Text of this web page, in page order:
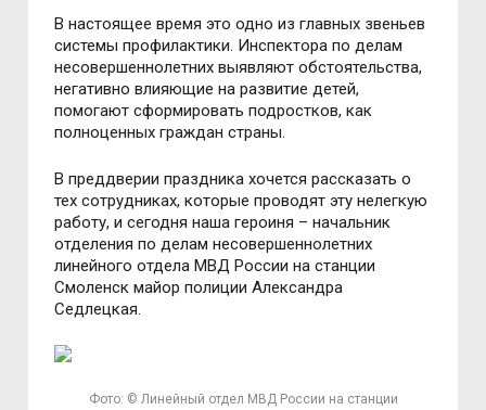
В настоящее время это одно из главных звеньев
системы профилактики. Инспектора по делам
несовершеннолетних выявляют обстоятельства,
негативно влияющие на развитие детей,
помогают сформировать подростков, как
полноценных граждан страны.
В преддверии праздника хочется рассказать о
тех сотрудниках, которые проводят эту нелегкую
работу, и сегодня наша героиня – начальник
отделения по делам несовершеннолетних
линейного отдела МВД России на станции
Смоленск майор полиции Александра
Седлецкая.
Фото: © Линейный отдел МВД России на станции